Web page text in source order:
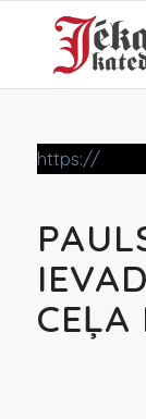
https://
CEĻA